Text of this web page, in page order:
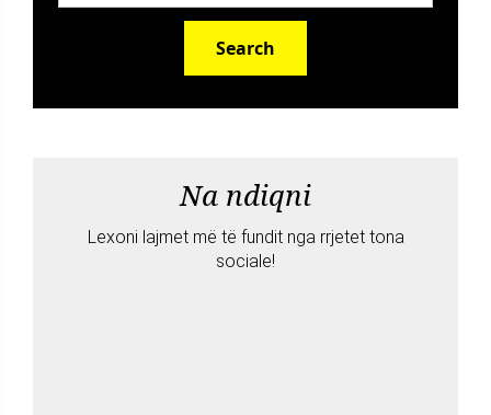
Search
Na ndiqni
Lexoni lajmet më të fundit nga rrjetet tona
sociale!